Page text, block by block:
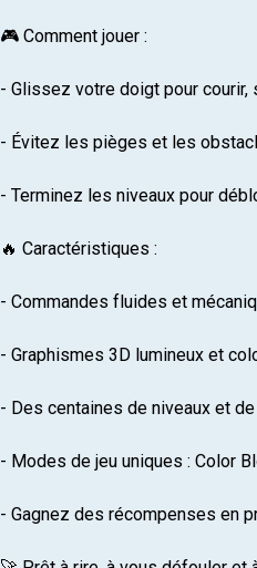
🎮 Comment jouer :
- Glissez votre doigt pour
- Évitez les pièges et les
- Terminez les niveaux pour
🔥 Caractéristiques :
- Commandes fluides et
- Graphismes 3D lumineux et
- Des centaines de niveaux et
- Modes de jeu uniques : Color
- Gagnez des récompenses en